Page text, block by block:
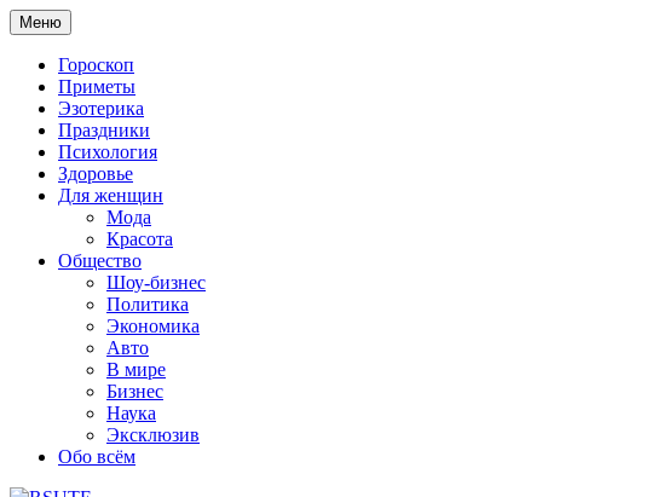
Меню
Гороскоп
Приметы
Эзотерика
Праздники
Психология
Здоровье
Для женщин
Мода
Красота
Общество
Шоу-бизнес
Политика
Экономика
Авто
В мире
Бизнес
Наука
Эксклюзив
Обо всём